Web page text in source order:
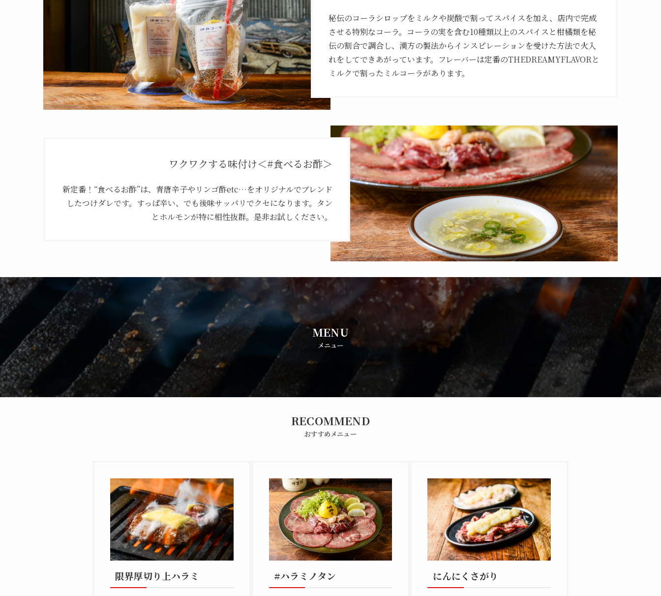
秘伝のコーラシロップをミルクや炭酸で割ってスパイスを加え、店内で完成
させる特別なコーラ。コーラの実を含む10種類以上のスパイスと柑橘類を秘
伝の割合で調合し、漢方の製法からインスピレーションを受けた方法で火入
れをしてできあがっています。フレーバーは定番のTHEDREAMYFLAVORと
ミルクで割ったミルコーラがあります。
ワクワクする味付け＜#食べるお酢＞
新定番！“食べるお酢”は、青唐辛子やリンゴ酢etc…をオリジナルでブレンド
したつけダレです。すっぱ辛い、でも後味サッパリでクセになります。タン
とホルモンが特に相性抜群。是非お試しください。
MENU
メニュー
RECOMMEND
おすすめメニュー
限界厚切り上ハラミ #ハラミノタン にんにくさがり